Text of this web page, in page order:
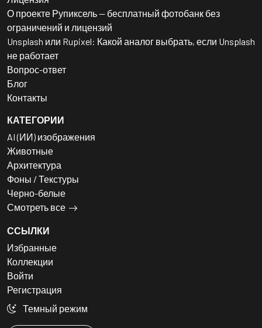
О проекте Рупиксель — бесплатный фотобанк без
ограничений и лицензий
Unsplash или Rupixel: Какой аналог выбрать, если Unsplash
не работает
Вопрос-ответ
Блог
Контакты
КАТЕГОРИИ
AI (ИИ) изображения
Животные
Архитектура
Фоны / Текстуры
Черно-белые
Смотреть все
ССЫЛКИ
Избранные
Коллекции
Войти
Регистрация
Темный режим